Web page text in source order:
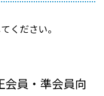
ください。
会員・準会員向